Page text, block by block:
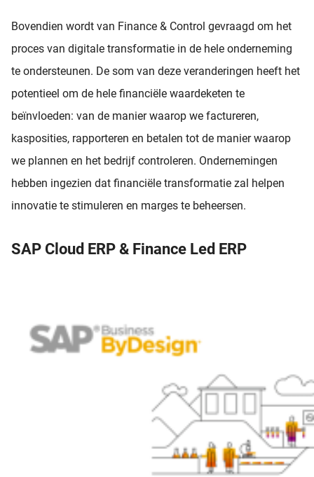
Bovendien wordt van Finance & Control gevraagd om het
proces van digitale transformatie in de hele onderneming
te ondersteunen. De som van deze veranderingen heeft het
potentieel om de hele financiële waardeketen te
beïnvloeden: van de manier waarop we factureren,
kasposities, rapporteren en betalen tot de manier waarop
we plannen en het bedrijf controleren. Ondernemingen
hebben ingezien dat financiële transformatie zal helpen
innovatie te stimuleren en marges te beheersen.
SAP Cloud ERP & Finance Led ERP